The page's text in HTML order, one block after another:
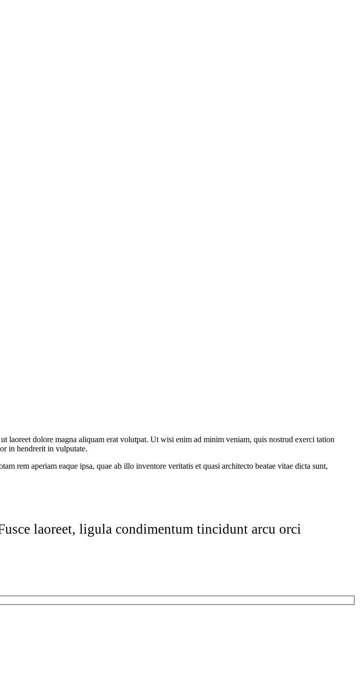
dolore magna aliquam erat volutpat. Ut wisi enim ad minim veniam, quis nostrud exerci tation
in hendrerit in vulputate.
rem aperiam eaque ipsa, quae ab illo inventore veritatis et quasi architecto beatae vitae dicta sunt,
laoreet, ligula condimentum tincidunt arcu orci